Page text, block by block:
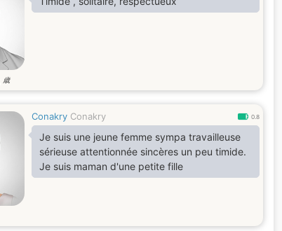
歳
Conakry Conakry 0.8
Je suis une jeune femme sympa travailleuse
sérieuse attentionnée sincères un peu timide.
Je suis maman d'une petite fille